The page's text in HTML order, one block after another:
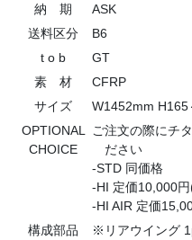
納 期
ASK
送料区分
B6
t o b
GT
素 材
CFRP
サイズ
W1452mm
OPTIONAL
CHOICE
ご注文の際にチ
ださい
-STD 同価格
-HI 定価10,000
-HI AIR 定価
構成部品
※リアウイング